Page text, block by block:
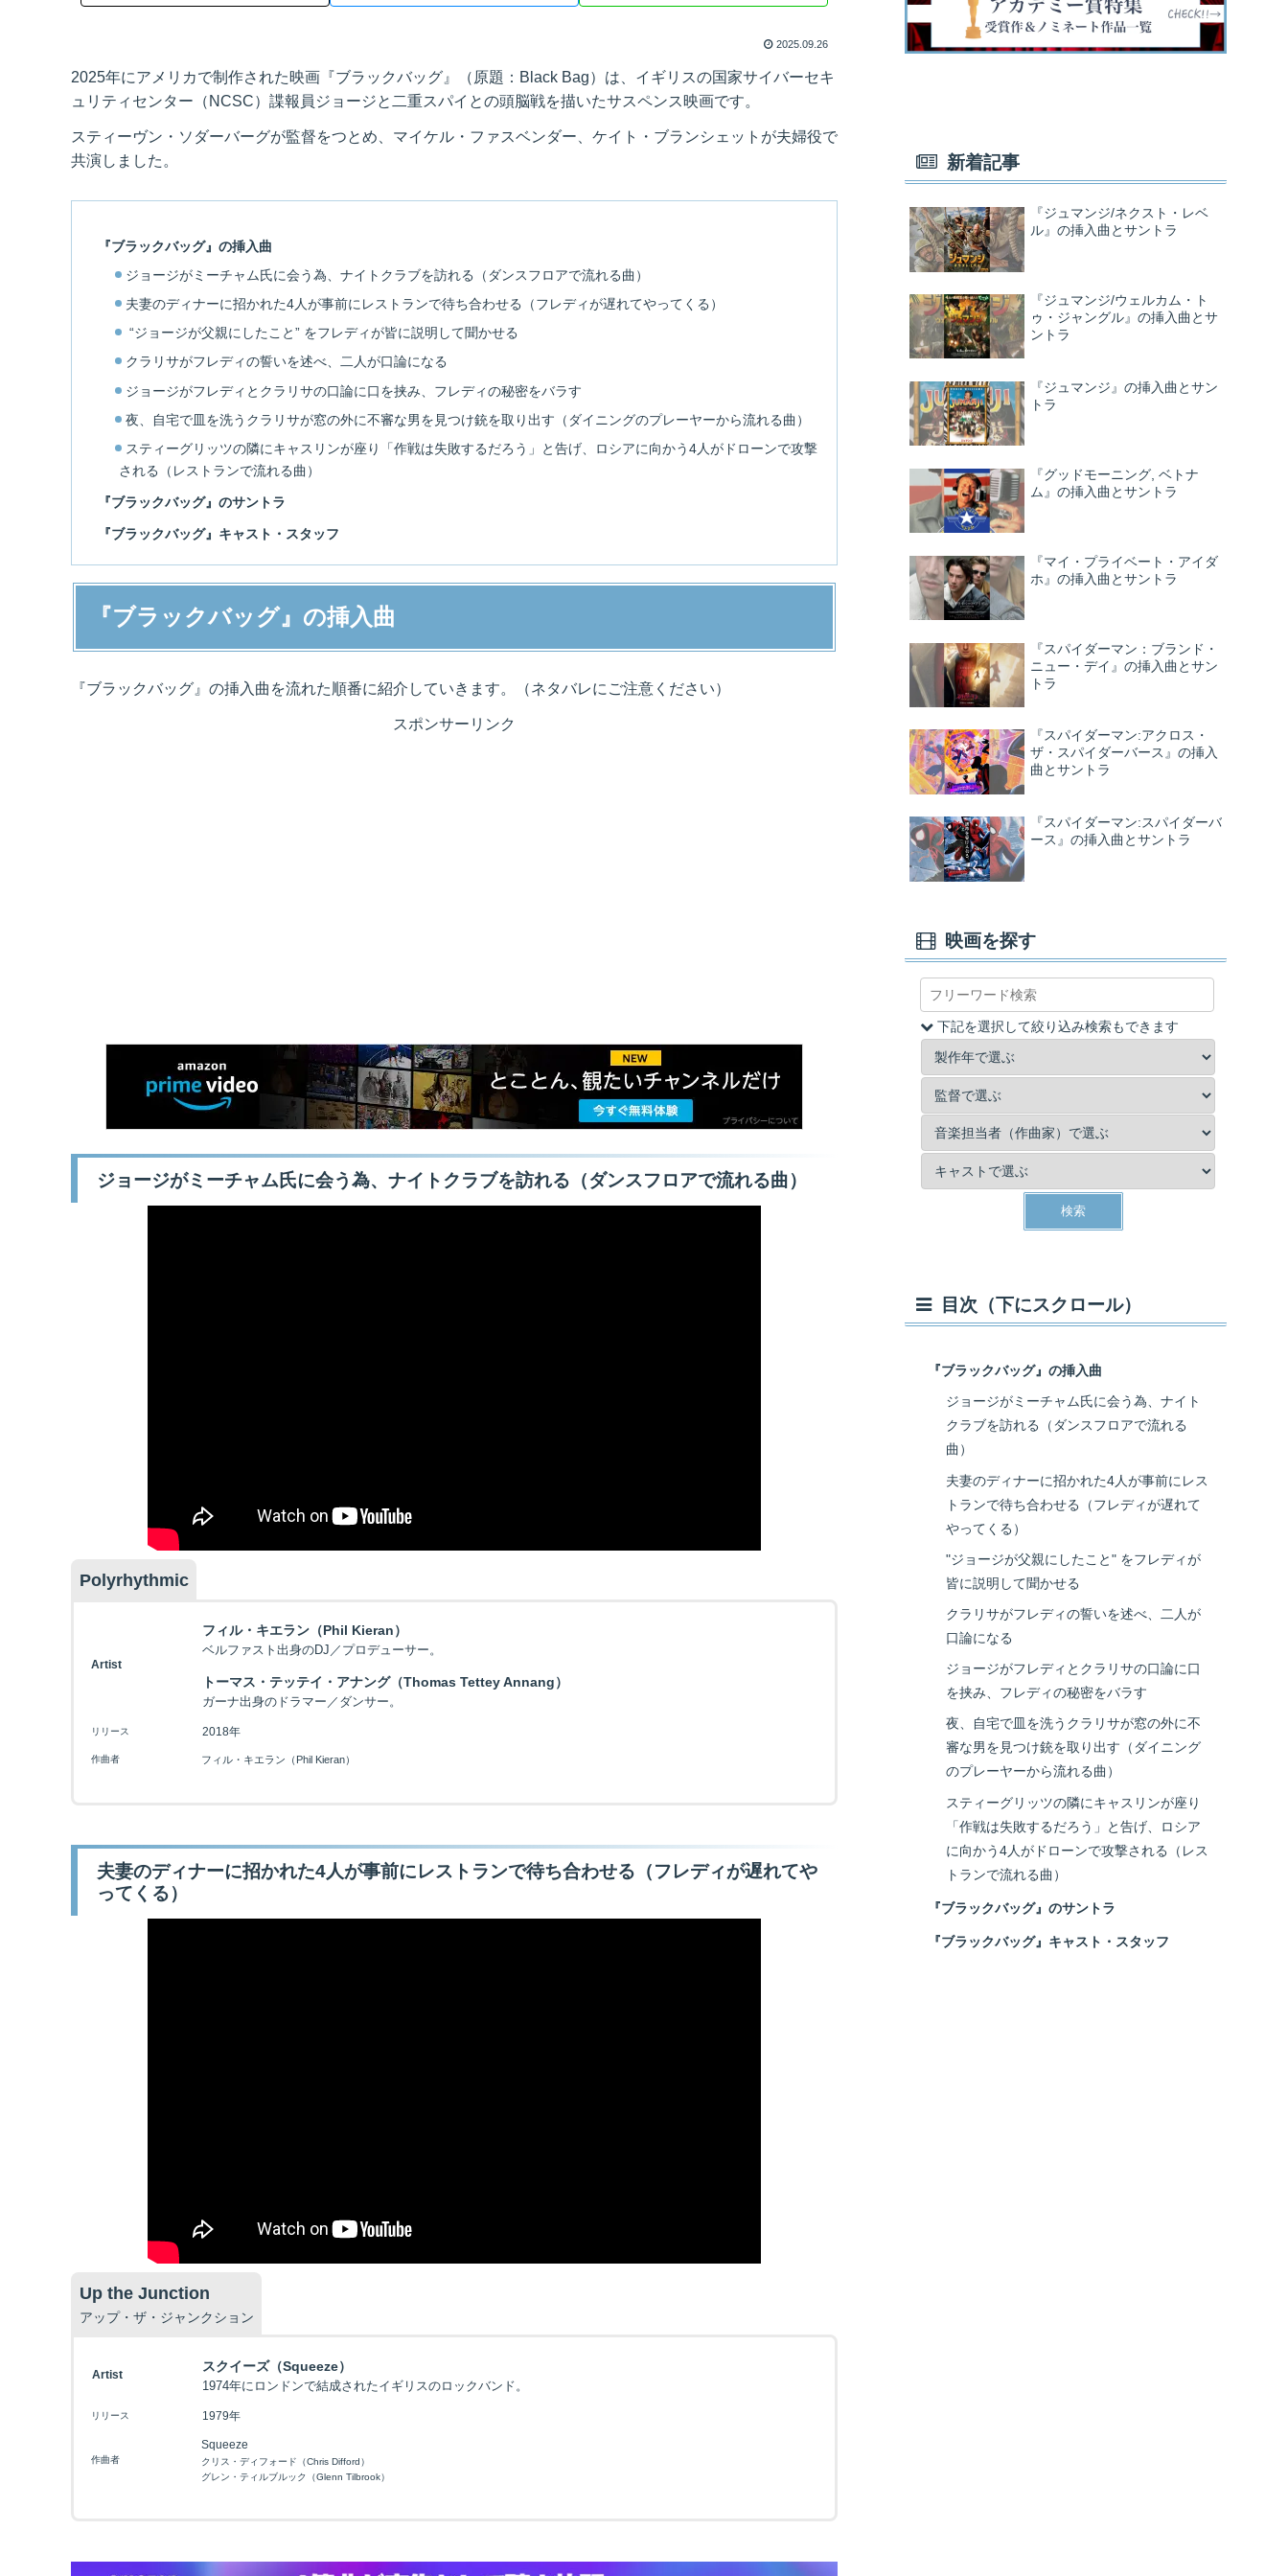
2025.09.26
2025年にアメリカで制作された映画『ブラックバッグ』（原題：Black Bag）は、イギリスの国家サイバーセキ
ュリティセンター（NCSC）諜報員ジョージと二重スパイとの頭脳戦を描いたサスペンス映画です。
スティーヴン・ソダーバーグが監督をつとめ、マイケル・ファスベンダー、ケイト・ブランシェットが夫婦役で
共演しました。
『ブラックバッグ』の挿入曲
ジョージがミーチャム氏に会う為、ナイトクラブを訪れる（ダンスフロアで流れる曲）
夫妻のディナーに招かれた4人が事前にレストランで待ち合わせる（フレディが遅れてやってくる）
“ジョージが父親にしたこと” をフレディが皆に説明して聞かせる
クラリサがフレディの誓いを述べ、二人が口論になる
ジョージがフレディとクラリサの口論に口を挟み、フレディの秘密をバラす
夜、自宅で皿を洗うクラリサが窓の外に不審な男を見つけ銃を取り出す（ダイニングのプレーヤーから流れる曲）
スティーグリッツの隣にキャスリンが座り「作戦は失敗するだろう」と告げ、ロシアに向かう4人がドローンで攻撃
される（レストランで流れる曲）
『ブラックバッグ』のサントラ
『ブラックバッグ』キャスト・スタッフ
『ブラックバッグ』の挿入曲
『ブラックバッグ』の挿入曲を流れた順番に紹介していきます。（ネタバレにご注意ください）
スポンサーリンク
ジョージがミーチャム氏に会う為、ナイトクラブを訪れる（ダンスフロアで流れる曲）
Polyrhythmic
Artist
フィル・キエラン（Phil Kieran）
ベルファスト出身のDJ／プロデューサー。
トーマス・テッテイ・アナング（Thomas Tettey Annang）
ガーナ出身のドラマー／ダンサー。
リリース 2018年
作曲者 フィル・キエラン（Phil Kieran）
夫妻のディナーに招かれた4人が事前にレストランで待ち合わせる（フレディが遅れてや
ってくる）
Up the Junction
アップ・ザ・ジャンクション
Artist
スクイーズ（Squeeze）
1974年にロンドンで結成されたイギリスのロックバンド。
リリース 1979年
作曲者
Squeeze
クリス・ディフォード（Chris Difford）
グレン・ティルブルック（Glenn Tilbrook）
新着記事
『ジュマンジ/ネクスト・レベ
ル』の挿入曲とサントラ
『ジュマンジ/ウェルカム・ト
ゥ・ジャングル』の挿入曲とサ
ントラ
『ジュマンジ』の挿入曲とサン
トラ
『グッドモーニング, ベトナ
ム』の挿入曲とサントラ
『マイ・プライベート・アイダ
ホ』の挿入曲とサントラ
『スパイダーマン：ブランド・
ニュー・デイ』の挿入曲とサン
トラ
『スパイダーマン:アクロス・
ザ・スパイダーバース』の挿入
曲とサントラ
『スパイダーマン:スパイダーバ
ース』の挿入曲とサントラ
映画を探す
下記を選択して絞り込み検索もできます
目次（下にスクロール）
『ブラックバッグ』の挿入曲
ジョージがミーチャム氏に会う為、ナイト
クラブを訪れる（ダンスフロアで流れる
曲）
夫妻のディナーに招かれた4人が事前にレス
トランで待ち合わせる（フレディが遅れて
やってくる）
"ジョージが父親にしたこと" をフレディが
皆に説明して聞かせる
クラリサがフレディの誓いを述べ、二人が
口論になる
ジョージがフレディとクラリサの口論に口
を挟み、フレディの秘密をバラす
夜、自宅で皿を洗うクラリサが窓の外に不
審な男を見つけ銃を取り出す（ダイニング
のプレーヤーから流れる曲）
スティーグリッツの隣にキャスリンが座り
「作戦は失敗するだろう」と告げ、ロシア
に向かう4人がドローンで攻撃される（レス
トランで流れる曲）
『ブラックバッグ』のサントラ
『ブラックバッグ』キャスト・スタッフ